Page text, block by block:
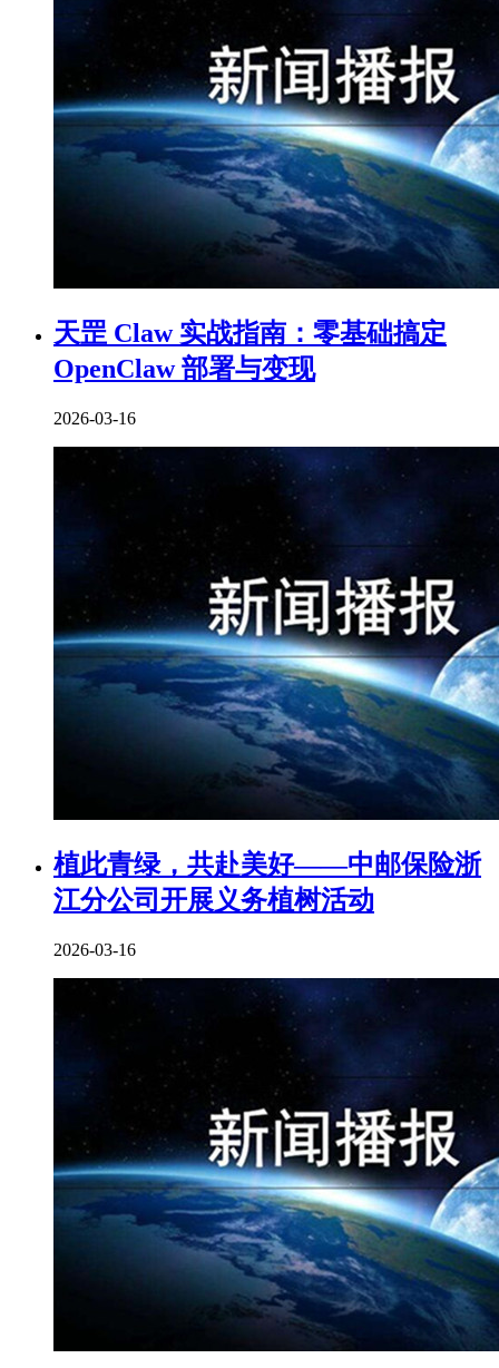
天罡 Claw 实战指南：零基础搞定
OpenClaw 部署与变现
2026-03-16
植此青绿，共赴美好——中邮保险浙
江分公司开展义务植树活动
2026-03-16